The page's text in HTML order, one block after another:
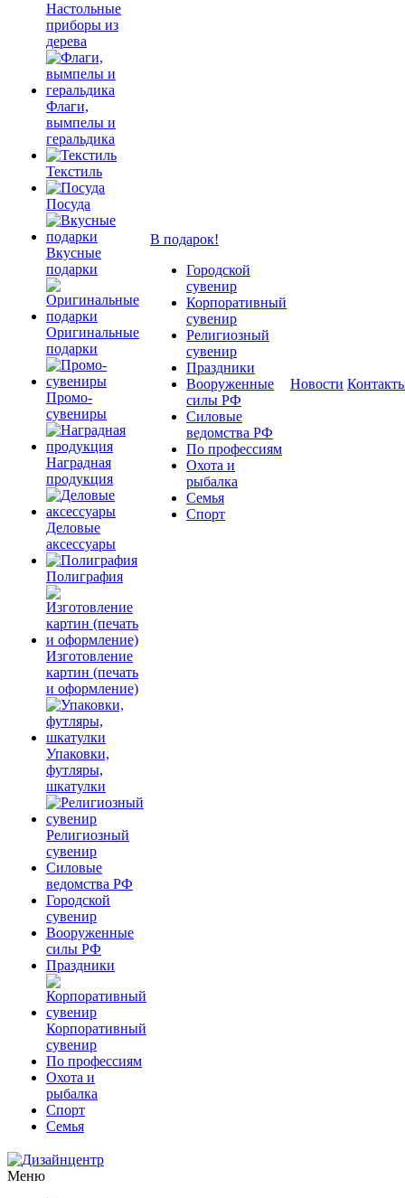
Настольные
приборы из
дерева
Флаги,
вымпелы и
геральдика
Текстиль
Посуда
Вкусные
подарки
Оригинальные
подарки
Промо-
сувениры
Наградная
продукция
Деловые
аксессуары
Полиграфия
Изготовление
картин (печать
и оформление)
Упаковки,
футляры,
шкатулки
Религиозный
сувенир
Силовые
ведомства РФ
Городской
сувенир
Вооруженные
силы РФ
Праздники
Корпоративный
сувенир
По профессиям
Охота и
рыбалка
Спорт
Семья
В подарок!
Городской
сувенир
Корпоративный
сувенир
Религиозный
сувенир
Праздники
Вооруженные
силы РФ
Силовые
ведомства РФ
По профессиям
Охота и
рыбалка
Семья
Спорт
Новости
Меню